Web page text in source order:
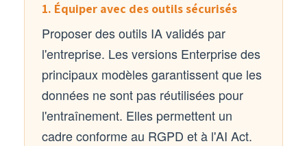
1. Équiper avec des outils sécurisés
Proposer des outils IA validés par
l'entreprise. Les versions Enterprise des
principaux modèles garantissent que les
données ne sont pas réutilisées pour
l'entraînement. Elles permettent un
cadre conforme au RGPD et à l'AI Act.